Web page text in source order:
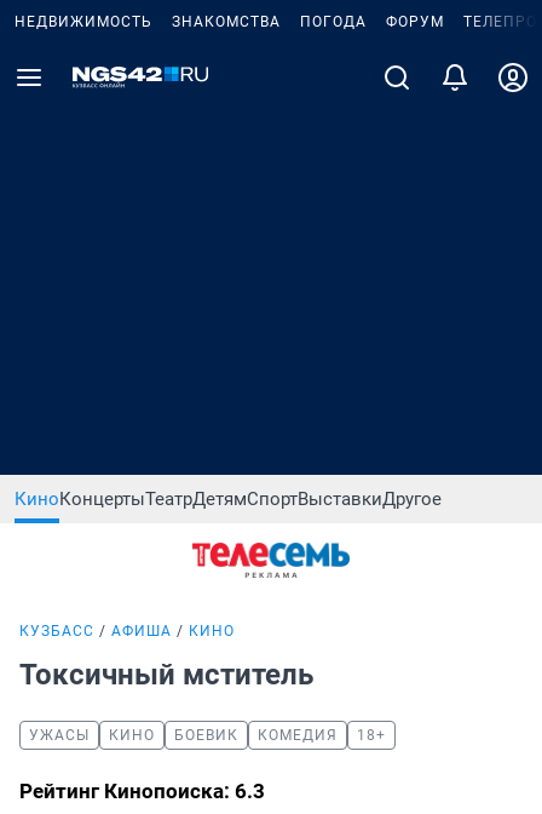
НЕДВИЖИМОСТЬ ЗНАКОМСТВА ПОГОДА ФОРУМ
КиноКонцертыТеатрДетямСпортВыставкиДругое
КУЗБАСС АФИША КИНО
Токсичный мститель
УЖАСЫ КИНО БОЕВИК КОМЕДИЯ 18+
Рейтинг Кинопоиска: 6.3